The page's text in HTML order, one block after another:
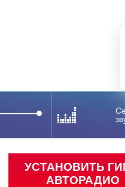
УСТАНОВИТЬ
АВТОРАДИО